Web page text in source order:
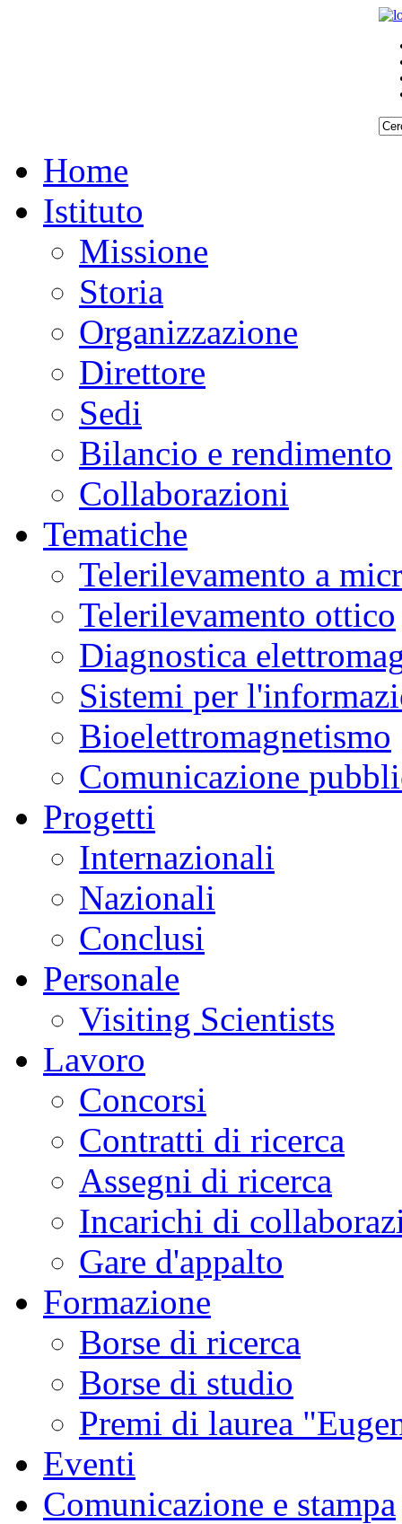
Home
Istituto
Missione
Storia
Organizzazione
Direttore
Sedi
Bilancio e rendimento
Collaborazioni
Tematiche
Telerilevamento a
Telerilevamento ottico
Diagnostica
Sistemi per
Bioelettromagnetismo
Comunicazione
Progetti
Internazionali
Nazionali
Conclusi
Personale
Visiting Scientists
Lavoro
Concorsi
Contratti di ricerca
Assegni di ricerca
Incarichi di
Gare d'appalto
Formazione
Borse di ricerca
Borse di studio
Premi di laurea
Eventi
Comunicazione e stampa